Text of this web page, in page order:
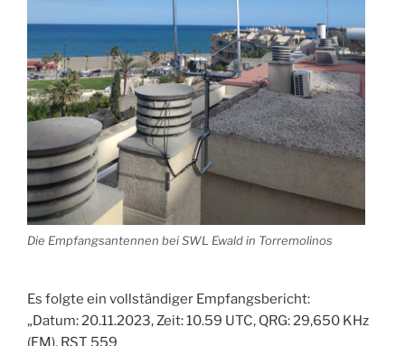
Die Empfangsantennen bei SWL Ewald in Torremolinos
Es folgte ein vollständiger Empfangsbericht:
„Datum: 20.11.2023, Zeit: 10.59 UTC, QRG: 29,650 KHz
(FM), RST 559